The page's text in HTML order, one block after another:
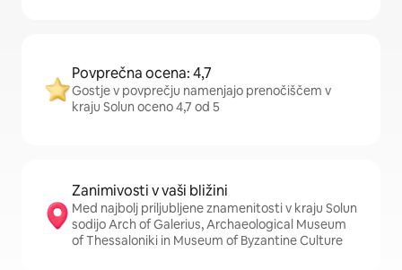
Povprečna ocena: 4,7
Gostje v povprečju namenjajo prenočiščem v
kraju Solun oceno 4,7 od 5
Zanimivosti v vaši bližini
Med najbolj priljubljene znamenitosti v kraju Solun
sodijo Arch of Galerius, Archaeological Museum
of Thessaloniki in Museum of Byzantine Culture